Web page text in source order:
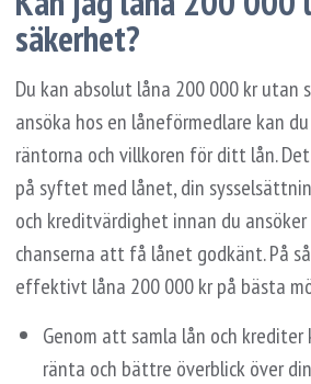
säkerhet?
Du kan absolut låna 200 000 kr utan
ansöka hos en låneförmedlare kan
räntorna och villkoren för ditt lån.
på syftet med lånet, din
och kreditvärdighet innan du
chanserna att få lånet godkänt. På
effektivt låna 200 000 kr på bästa
Genom att samla lån och
ränta och bättre överblick över